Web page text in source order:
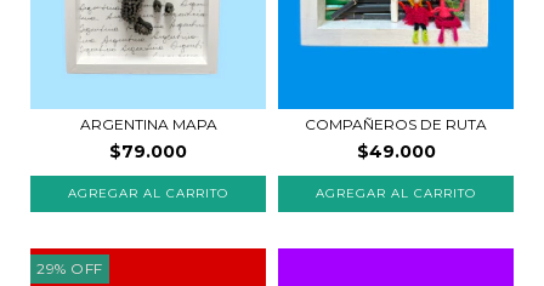
ARGENTINA MAPA
$79.000
COMPAÑEROS DE RUTA
$49.000
29% OFF